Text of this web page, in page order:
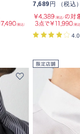
7,689 円 （税込）
4.0